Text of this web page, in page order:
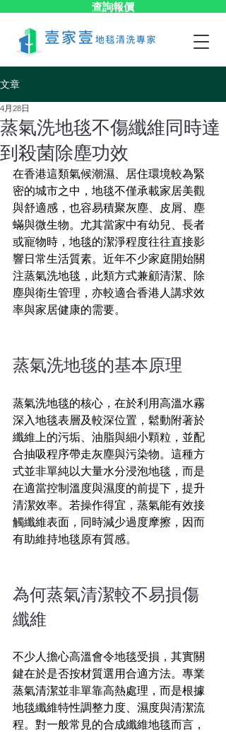
查詢報價
文章
蒸氣洗地毯不傷纖維同時達
到殺菌除塵功效
4月28日
在香港這類氣候潮濕、居住環境較為緊
密的城市之中，地毯不僅承載家居美觀
與舒適感，也容易積聚灰塵、皮屑、塵
蟎與微生物。尤其當家中有幼兒、長者
或寵物時，地毯的潔淨程度往往直接影
響日常生活質素。近年不少家庭開始關
注蒸氣洗地毯，此類方式兼顧清潔、除
塵與衛生管理，亦較適合香港人講求效
率與家居健康的需要。
蒸氣洗地毯的基本原理
蒸氣洗地毯的核心，在於利用高溫水霧
深入地毯表層及較深位置，鬆動附著於
纖維上的污垢、油脂與細小顆粒，並配
合抽吸程序帶走灰塵與污染物。這種方
式並非單純以大量水分浸泡地毯，而是
在適當控制溫度與濕度的前提下，提升
清潔效率。若操作得宜，蒸氣能有效接
觸纖維表面，同時減少過度摩擦，因而
有助維持地毯原有質感。
為何蒸氣清潔較不易損傷
纖維
不少人擔心高溫會令地毯受損，其實關
鍵在於是否按材質選用合適方法。專業
蒸氣清潔並非單靠高熱處理，而是根據
地毯纖維特性調整力度、濕度與清潔流
程。對一般常見的合成纖維地毯而言，